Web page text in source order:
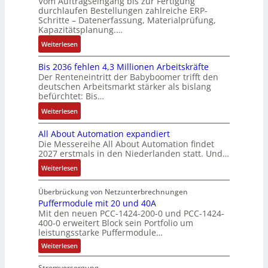
t
w
i
c
k
l
u
n
g
s
i
t
i
v
e
M
o
m
e
n
t
a
u
f
n
a
h
m
e
,
g
o
t
i
k
i
n
F
a
n
u
c
C
N
C
-
S
y
s
t
e
m
e
-
G
e
s
c
h
ä
f
t
s
f
h
r
e
r
u
m
V
o
r
s
t
è
m
e
s
:
Q
2
-
E
r
g
e
b
n
i
s
s
e
b
e
s
V
e
r
t
r
i
e
b
s
-
u
n
d
M
a
r
k
e
t
i
n
g
durchlaufen Bestellungen zahlreiche ERP-
Schritte – Datenerfassung, Materialprüfung,
Kapazitätsplanung.…
Weiterlesen:
K
I
b
r
a
u
c
h
t
S
t
r
u
k
t
u
r
Bis 2036 fehlen 4,3 Millionen Arbeitskräfte
Der Renteneintritt der Babyboomer trifft den
deutschen Arbeitsmarkt stärker als bislang
befürchtet: Bis…
Weiterlesen:
B
i
s
2
0
3
6
f
e
h
l
e
n
All About Automation expandiert
Die Messereihe All About Automation findet
2027 erstmals in den Niederlanden statt. Und…
Weiterlesen:
A
l
l
A
b
o
u
t
Überbrückung von Netzunterbrechnungen
Puffermodule mit 20 und 40A
Mit den neuen PCC-1424-200-0 und PCC-1424-
400-0 erweitert Block sein Portfolio um
leistungsstarke Puffermodule…
Weiterlesen:
P